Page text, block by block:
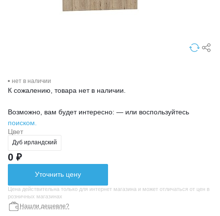
нет в наличии
К сожалению, товара нет в наличии.
Возможно, вам будет интересно: — или воспользуйтесь
поиском.
Цвет
Дуб ирландский
0 ₽
Уточнить цену
Цена действительна только для интернет магазина и может отличаться от цен в
розничных магазинах
Нашли дешевле?